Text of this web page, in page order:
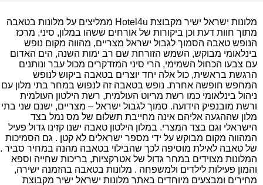
מלונות ישראל ישיר מקבוצת Hotel4u ממליצים על מלונות בטאבה
מתוך חוות דעת וכן ביקורות של אורחים ששהו במלון, סיני, מרכז
הנופש טאבה הסמוך לגבול ישראל מצריים, מהווה מקום נופש
בינלאומי מבוקש, השמש הזורחת שם רב ימות השנה, הים האדום
עם צבעו הכחול השמימי, הרי סיני המזדקרים מכול עבר ונותנים
הרגשת בראשית, כול אלה יחד יוצרים בטאבה ביקוש לנופש
המחפש חופשה אחרת. נופש בטאבה זה לנפוש במחר בתי מלון עם
ניהול בינלאומי כמו רשת מריוט העולמית, רשת הילטון העולמית
ורשת מובנפיק הידועה. סמוך לגבול ישראל – מצריים, ישנם שני בתי
מלון שההגעה אליהם אינה מחייבת תשלום של מס נמל בצד
הישראלי וגם בצד המצרי. במלון הילטון טאבה ישנו קזינו גדול פעיל
המהווה מקום מבוקש על ידי מספר ישראלים לא קטן . גם הסמיכות
של טאבה לאילת מוסיפה לכך שהבילוי בטאבה מהנה במחיר סביר .
המלונות מצוידים במחר גדול של אטרקציות, בריכות שחייה וספא
והמון פעילות לילדים ולמשפחה . מלונות בטאבה בהזמנה ישירה,
מחירים ומבצעים מיוחדים באתר מלונות ישראל ישיר מקבוצת